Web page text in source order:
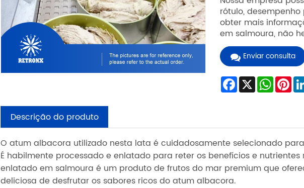
rótulo,
obter mais
em salmoura, não
Enviar consulta
Facebook
X
Descrição do produto
O atum albacora utilizado nesta lata é cuidadosamente selecionado
É habilmente processado e enlatado para reter os benefícios e
enlatado em salmoura é um produto de frutos do mar premium que
deliciosa de desfrutar os sabores ricos do atum albacora.